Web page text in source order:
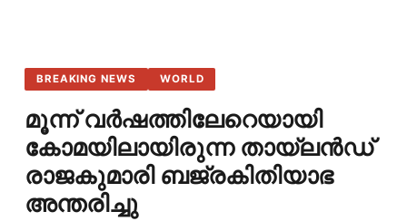
BREAKING NEWS WORLD
മൂന്ന് വർഷത്തിലേറെയായി
കോമയിലായിരുന്ന തായ്‌ലൻഡ്
രാജകുമാരി ബജ്രകിതിയാഭ
അന്തരിച്ചു